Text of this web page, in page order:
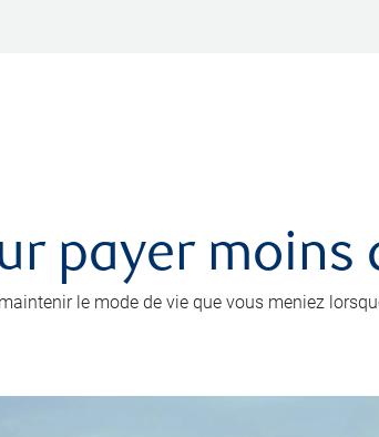
payer moins
le mode de vie que vous meniez